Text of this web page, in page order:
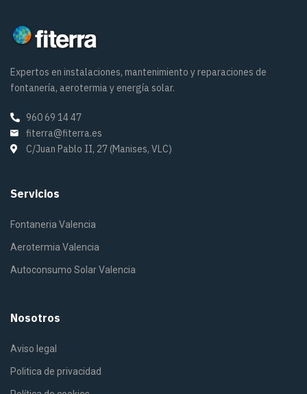
Expertos en instalaciones, mantenimiento y reparaciones de
fontanería, aerotermia y energía solar.
960 69 14 47
fiterra@fiterra.es
C/Juan Pablo II, 27 (Manises, VLC)
Servicios
Fontaneria Valencia
Aerotermia Valencia
Autoconsumo Solar Valencia
Nosotros
Aviso legal
Politica de privacidad